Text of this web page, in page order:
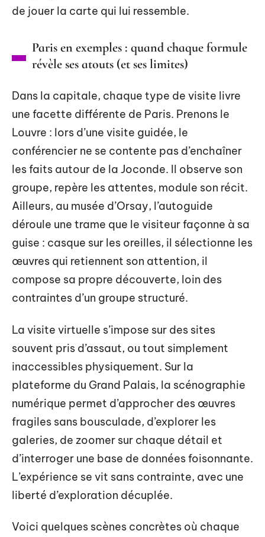
de jouer la carte qui lui ressemble.
Paris en exemples : quand chaque formule
révèle ses atouts (et ses limites)
Dans la capitale, chaque type de visite livre
une facette différente de Paris. Prenons le
Louvre : lors d’une visite guidée, le
conférencier ne se contente pas d’enchaîner
les faits autour de la Joconde. Il observe son
groupe, repère les attentes, module son récit.
Ailleurs, au musée d’Orsay, l’autoguide
déroule une trame que le visiteur façonne à sa
guise : casque sur les oreilles, il sélectionne les
œuvres qui retiennent son attention, il
compose sa propre découverte, loin des
contraintes d’un groupe structuré.
La visite virtuelle s’impose sur des sites
souvent pris d’assaut, ou tout simplement
inaccessibles physiquement. Sur la
plateforme du Grand Palais, la scénographie
numérique permet d’approcher des œuvres
fragiles sans bousculade, d’explorer les
galeries, de zoomer sur chaque détail et
d’interroger une base de données foisonnante.
L’expérience se vit sans contrainte, avec une
liberté d’exploration décuplée.
Voici quelques scènes concrètes où chaque